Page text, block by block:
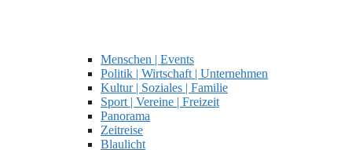
Menschen | Events
Politik | Wirtschaft | Unternehmen
Kultur | Soziales | Familie
Sport | Vereine | Freizeit
Panorama
Zeitreise
Blaulicht